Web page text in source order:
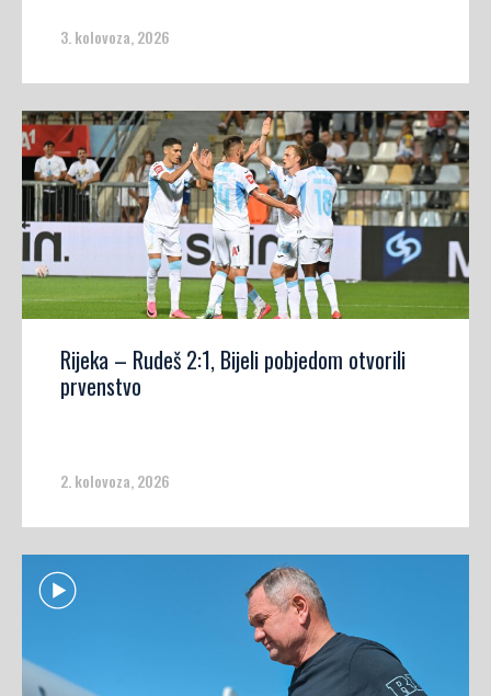
3. kolovoza, 2026
Rijeka – Rudeš 2:1, Bijeli pobjedom otvorili
prvenstvo
2. kolovoza, 2026